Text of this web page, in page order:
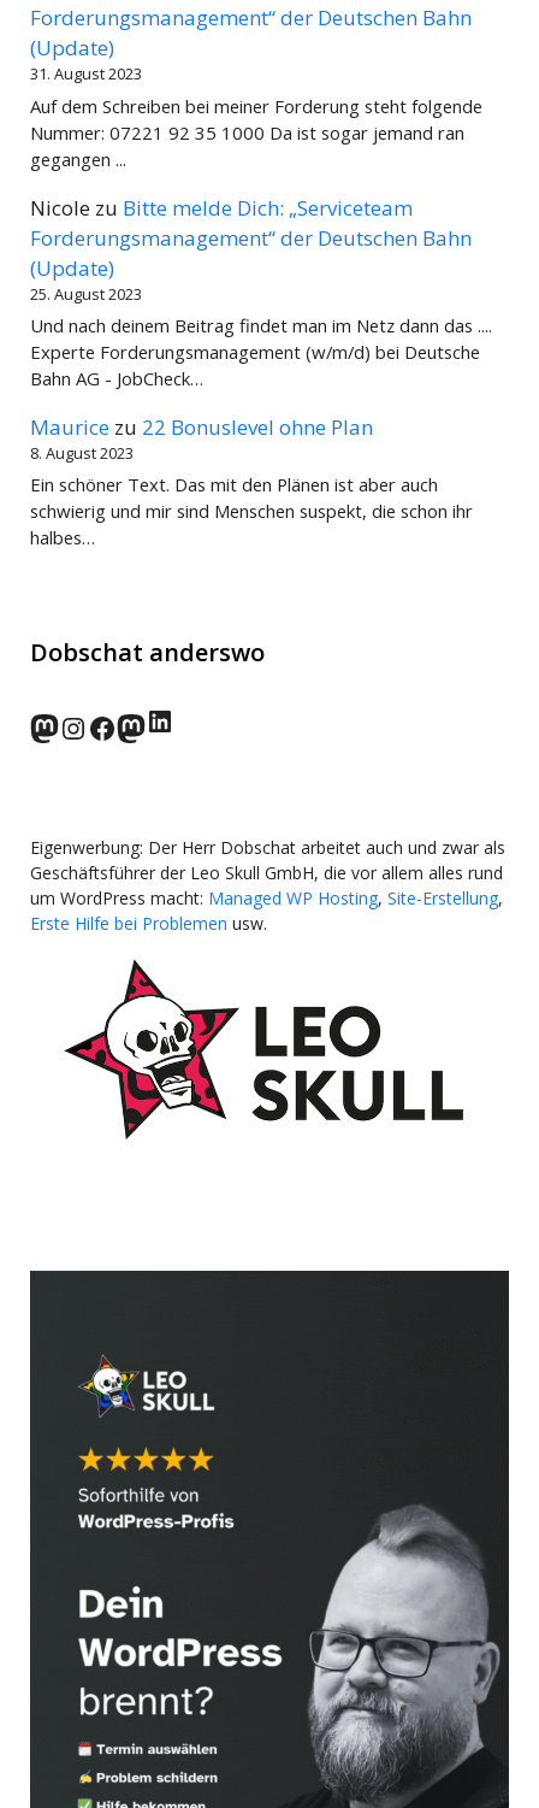
Forderungsmanagement“ der Deutschen Bahn
(Update)
31. August 2023
Auf dem Schreiben bei meiner Forderung steht folgende
Nummer: 07221 92 35 1000 Da ist sogar jemand ran
gegangen ...
Nicole zu Bitte melde Dich: „Serviceteam
Forderungsmanagement“ der Deutschen Bahn
(Update)
25. August 2023
Und nach deinem Beitrag findet man im Netz dann das ....
Experte Forderungsmanagement (w/m/d) bei Deutsche
Bahn AG - JobCheck…
Maurice zu 22 Bonuslevel ohne Plan
8. August 2023
Ein schöner Text. Das mit den Plänen ist aber auch
schwierig und mir sind Menschen suspekt, die schon ihr
halbes…
Dobschat anderswo
norden.social
Instagram
Facebook
wp-punks.social
LinkedIn
Eigenwerbung: Der Herr Dobschat arbeitet auch und zwar als
Geschäftsführer der Leo Skull GmbH, die vor allem alles rund
um WordPress macht: Managed WP Hosting, Site-Erstellung,
Erste Hilfe bei Problemen usw.